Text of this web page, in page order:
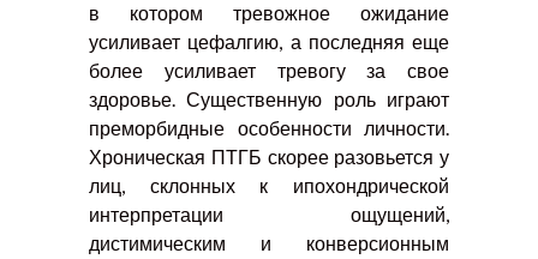
в котором тревожное ожидание
усиливает цефалгию, а последняя еще
более усиливает тревогу за свое
здоровье. Существенную роль играют
преморбидные особенности личности.
Хроническая ПТГБ скорее разовьется у
лиц, склонных к ипохондрической
интерпретации ощущений,
дистимическим и конверсионным